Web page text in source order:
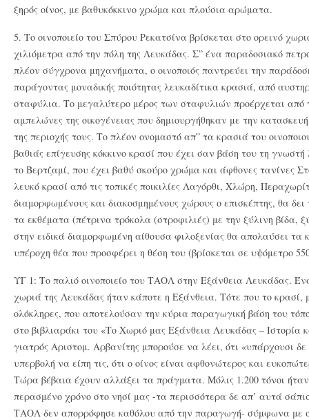
ξηρός οίνος, με βαθυκόκκινο χρώμα και πλούσια αρώματα.
5. Το οινοποιείο του Σπύρου Ρεκατσίνα βρίσκεται στο ορεινό
χιλιόμετρα από την πόλη της Λευκάδας. Σ” ένα παραδοσιακό
πλέον σύγχρονα μηχανήματα, ο οινοποιός παντρεύει την
παράγοντας μοναδικής ποιότητας λευκαδίτικα κρασιά, από
σταφύλια. Το μεγαλύτερο μέρος των σταφυλιών προέρχεται από
αμπελώνες της οικογένειας που δημιουργήθηκαν με την
της περιοχής τους. Το πλέον ονομαστό απ” τα κρασιά του
βαθιάς επίγευσης κόκκινο κρασί που έχει σαν βάση του τη γνωστή
το Βερτζαμί, που έχει βαθύ σκούρο χρώμα και άφθονες τανίνες
λευκό κρασί από τις τοπικές ποικιλίες Λαγόρθι, Χλώρη,
διαμορφωμένους και διακοσμημένους χώρους ο επισκέπτης, θα δει
τα εκθέματα (πέτρινα τρόκολα (στροφιλιές) με την ξύλινη βίδα,
στην ειδικά διαμορφωμένη αίθουσα φιλοξενίας θα απολαύσει τα
υπέροχη θέα που προσφέρει η θέση του (βρίσκεται σε υψόμετρο
ΥΓ 1: Το παλιό οινοποιείο του ΤΑΟΛ στην Εξάνθεια Λευκάδας.
χωριά της Λευκάδας ήταν κάποτε η Εξάνθεια. Τότε που το κρασί,
ολόκληρες, που αποτελούσαν την κύρια παραγωγική βάση του
στο βιβλιαράκι του «Το Χωριό μας Εξάνθεια Λευκάδας – Ιστορία
γιατρός Αριστομ. Αρβανίτης μπορούσε να λέει, ότι «υπάρχουσι
υπερβολή να είπη τις, ότι ο οίνος είναι αφθονώτερος και
Τώρα βέβαια έχουν αλλάξει τα πράγματα. Μόλις 1.200 τόνοι
περασμένο χρόνο στο νησί μας -τα περισσότερα δε απ’ αυτά
ΤΑΟΛ δεν απορρόφησε καθόλου από την παραγωγή- σύμφωνα με